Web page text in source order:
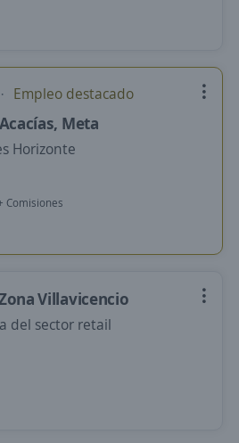
Empleo destacado
Meta
Horizonte
Comisiones
Villavicencio
del sector retail